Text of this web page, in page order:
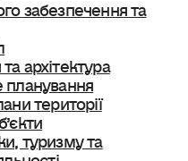
забезпечення та
архітектура
території
туризму та